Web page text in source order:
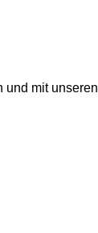
und mit